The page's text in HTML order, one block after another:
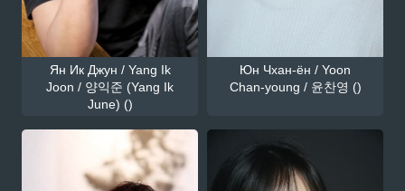
Ян Ик Джун / Yang Ik
Joon / 양익준 (Yang Ik
June) ()
Юн Чхан-ён / Yoon
Chan-young / 윤찬영 ()